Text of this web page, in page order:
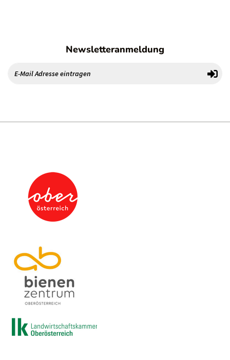
Newsletteranmeldung